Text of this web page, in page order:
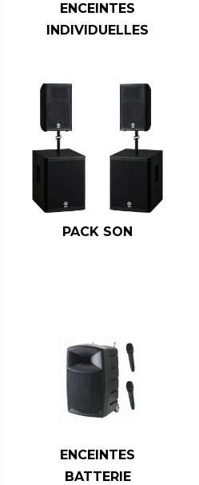
ENCEINTES
INDIVIDUELLES
PACK SON
ENCEINTES
BATTERIE